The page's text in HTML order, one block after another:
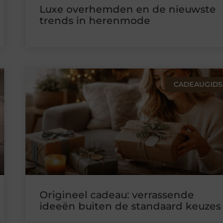
Luxe overhemden en de nieuwste
trends in herenmode
CADEAUGIDS
Origineel cadeau: verrassende
ideeën buiten de standaard keuzes